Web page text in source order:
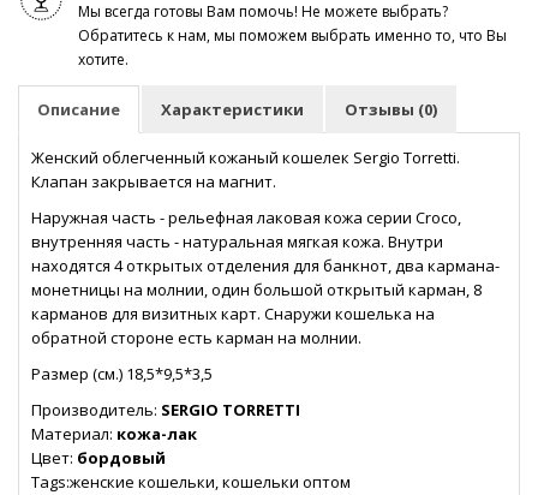
Мы всегда готовы Вам помочь! Не можете выбрать?
Обратитесь к нам, мы поможем выбрать именно то, что Вы
хотите.
Описание Характеристики Отзывы (0)
Женский облегченный кожаный кошелек Sergio Torretti.
Клапан закрывается на магнит.
Наружная часть - рельефная лаковая кожа серии Croco,
внутренняя часть - натуральная мягкая кожа. Внутри
находятся 4 открытых отделения для банкнот, два кармана-
монетницы на молнии, один большой открытый карман, 8
карманов для визитных карт. Снаружи кошелька на
обратной стороне есть карман на молнии.
Размер (см.) 18,5*9,5*3,5
Производитель: SERGIO TORRETTI
Материал: кожа-лак
Цвет: бордовый
Tags:женские кошельки, кошельки оптом